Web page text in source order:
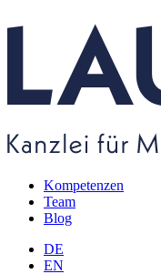
Kompetenzen
Team
Blog
DE
EN